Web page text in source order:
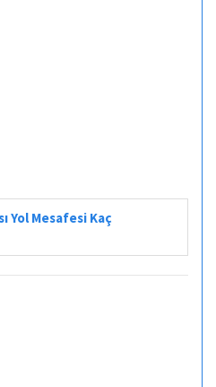
Yol Mesafesi Kaç